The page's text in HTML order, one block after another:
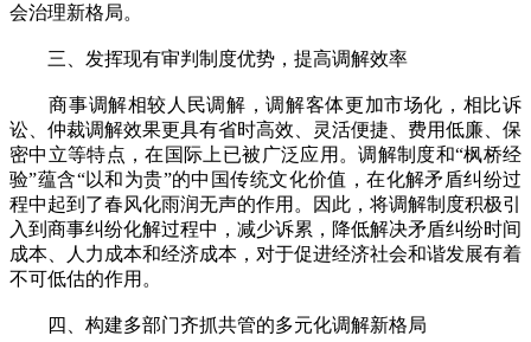
会治理新格局。
三、发挥现有审判制度优势，提高调解效率
商事调解相较人民调解，调解客体更加市场化，相比诉
讼、仲裁调解效果更具有省时高效、灵活便捷、费用低廉、保
密中立等特点，在国际上已被广泛应用。调解制度和“枫桥经
验”蕴含“以和为贵”的中国传统文化价值，在化解矛盾纠纷过
程中起到了春风化雨润无声的作用。因此，将调解制度积极引
入到商事纠纷化解过程中，减少诉累，降低解决矛盾纠纷时间
成本、人力成本和经济成本，对于促进经济社会和谐发展有着
不可低估的作用。
四、构建多部门齐抓共管的多元化调解新格局